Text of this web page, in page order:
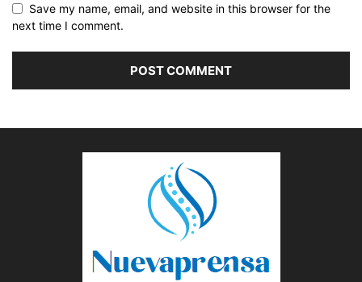
Save my name, email, and website in this browser for the
next time I comment.